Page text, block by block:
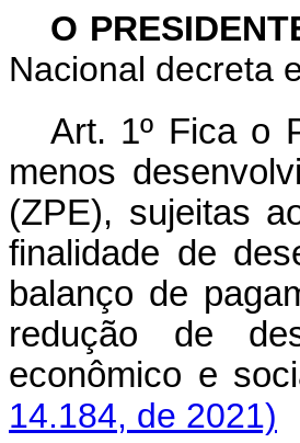
O
Nacional decreta
Art. 1º Fica o
menos
(ZPE), sujeitas
finalidade de
balanço de
redução de
econômico
14.184, de 2021)